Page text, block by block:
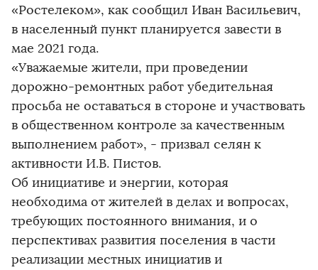
«Ростелеком», как сообщил Иван Васильевич,
в населенный пункт планируется завести в
мае 2021 года.
«Уважаемые жители, при проведении
дорожно-ремонтных работ убедительная
просьба не оставаться в стороне и участвовать
в общественном контроле за качественным
выполнением работ», - призвал селян к
активности И.В. Пистов.
Об инициативе и энергии, которая
необходима от жителей в делах и вопросах,
требующих постоянного внимания, и о
перспективах развития поселения в части
реализации местных инициатив и